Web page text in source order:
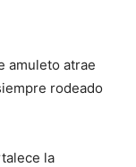
amuleto atrae
rodeado
la